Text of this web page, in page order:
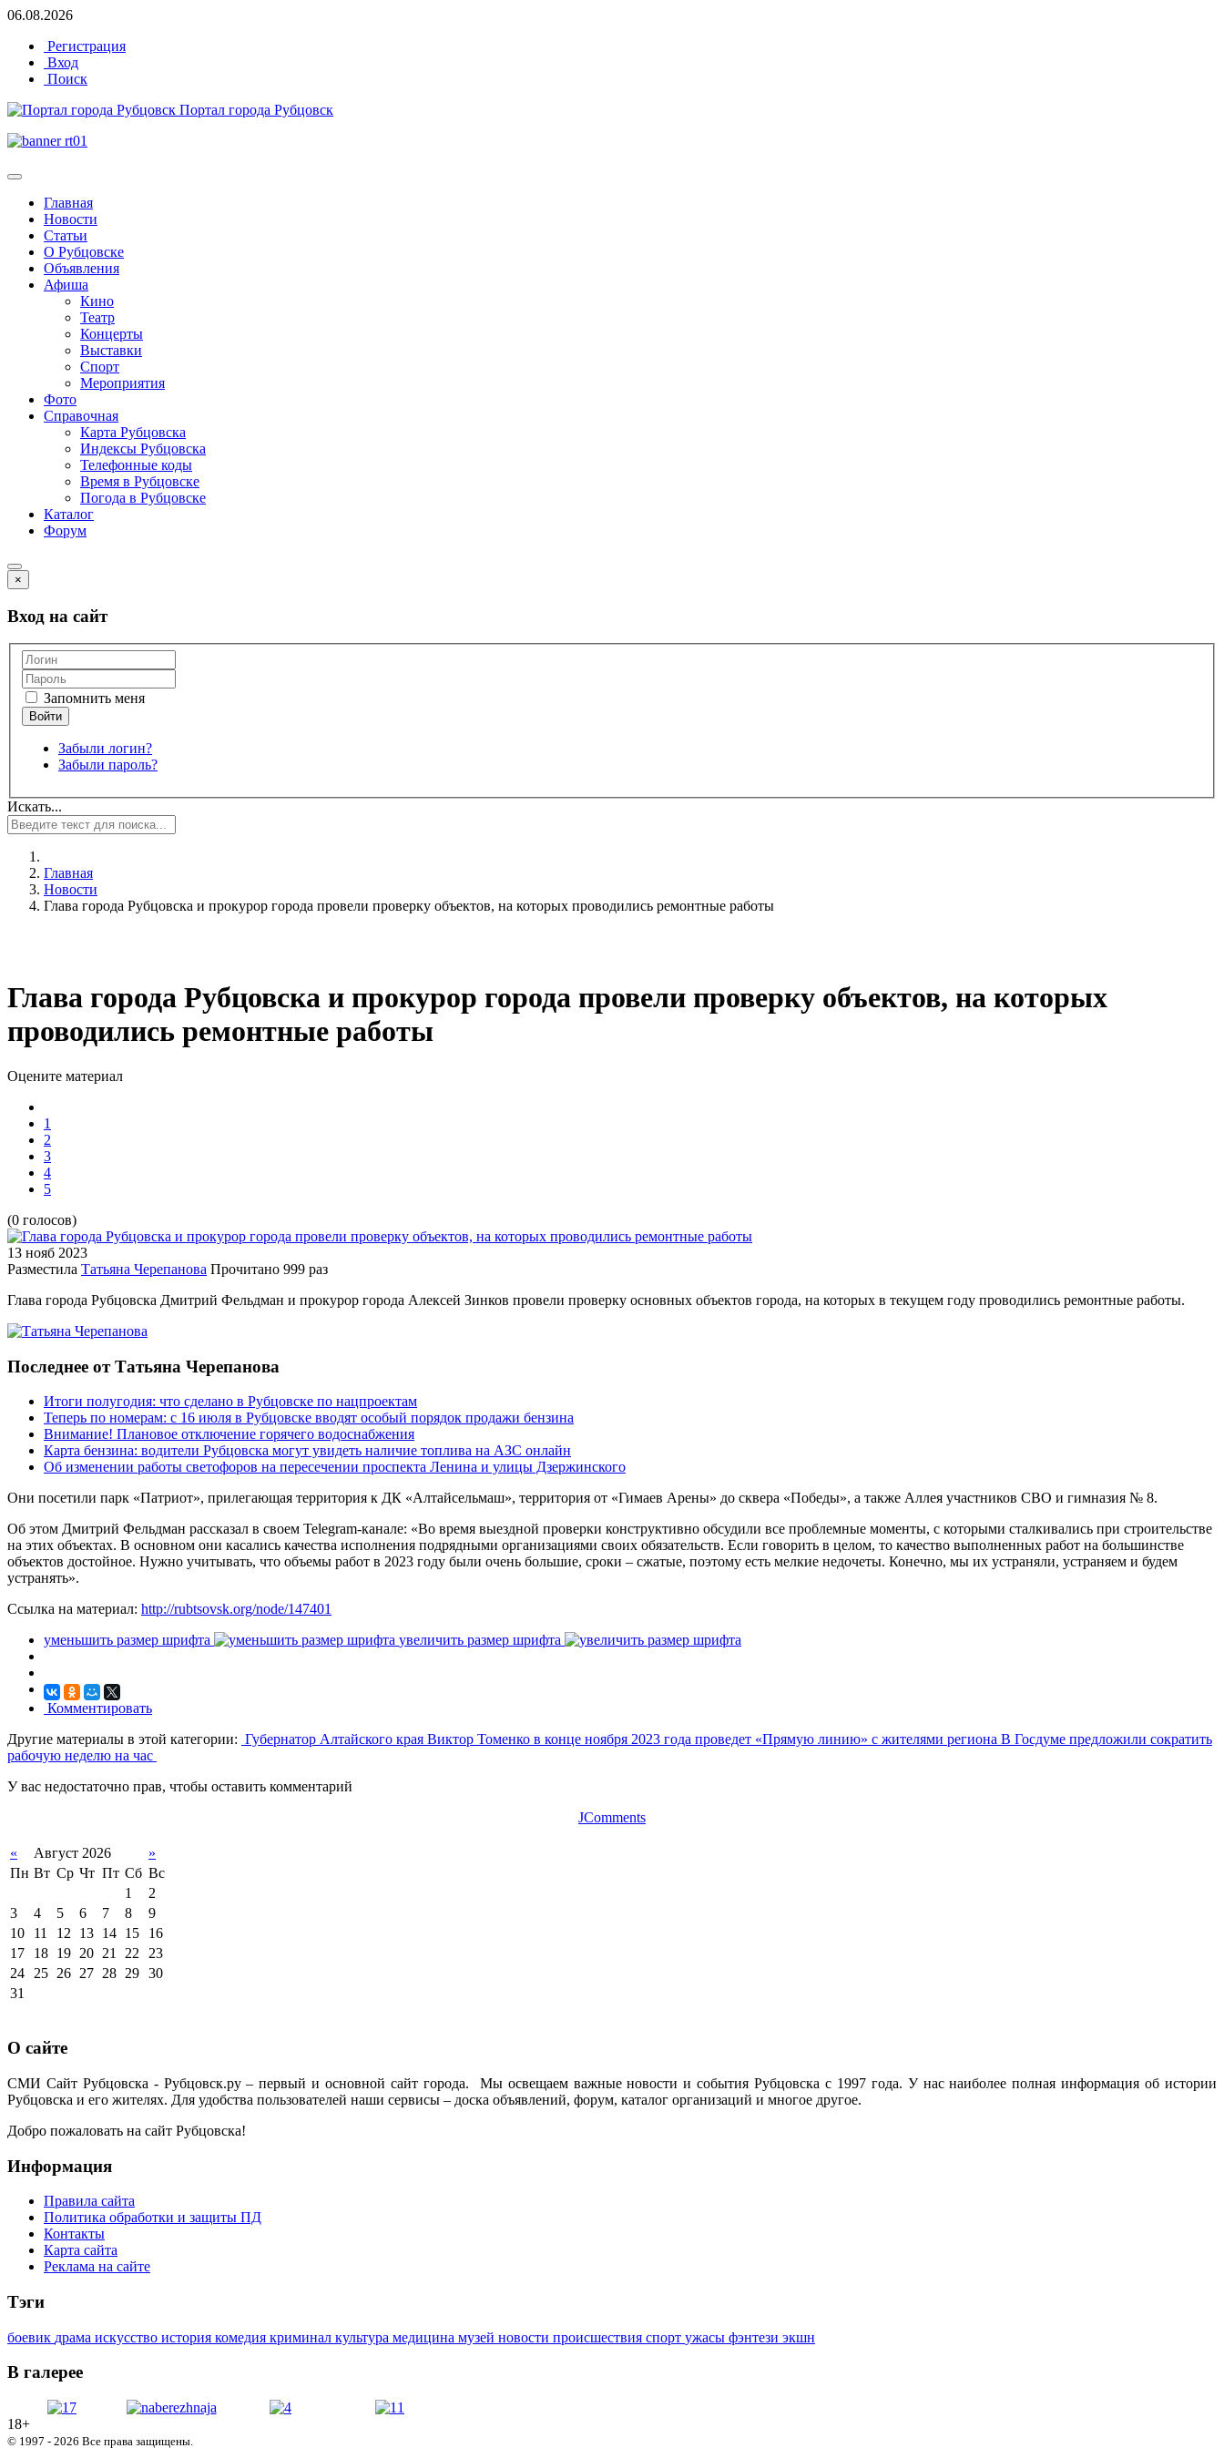
06.08.2026
Регистрация
Вход
Поиск
Портал города Рубцовск
Главная
Новости
Статьи
О Рубцовске
Объявления
Афиша
Кино
Театр
Концерты
Выставки
Спорт
Мероприятия
Фото
Справочная
Карта Рубцовска
Индексы Рубцовска
Телефонные коды
Время в Рубцовске
Погода в Рубцовске
Каталог
Форум
×
Вход на сайт
Запомнить меня
Забыли логин?
Забыли пароль?
Искать...
Главная
Новости
Глава города Рубцовска и прокурор города провели проверку объектов, на которых проводились ремонтные работы
Глава города Рубцовска и прокурор города провели проверку объектов, на которых
проводились ремонтные работы
Оцените материал
1
2
3
4
5
(0 голосов)
13 нояб 2023
Разместила Татьяна Черепанова Прочитано 999 раз
Глава города Рубцовска Дмитрий Фельдман и прокурор города Алексей Зинков провели проверку основных объектов города, на которых в текущем году проводились ремонтные работы.
Последнее от Татьяна Черепанова
Итоги полугодия: что сделано в Рубцовске по нацпроектам
Теперь по номерам: с 16 июля в Рубцовске вводят особый порядок продажи бензина
Внимание! Плановое отключение горячего водоснабжения
Карта бензина: водители Рубцовска могут увидеть наличие топлива на АЗС онлайн
Об изменении работы светофоров на пересечении проспекта Ленина и улицы Дзержинского
Они посетили парк «Патриот», прилегающая территория к ДК «Алтайсельмаш», территория от «Гимаев Арены» до сквера «Победы», а также Аллея участников СВО и гимназия № 8.
Об этом Дмитрий Фельдман рассказал в своем Telegram-канале: «Во время выездной проверки конструктивно обсудили все проблемные моменты, с которыми сталкивались при строительстве
на этих объектах. В основном они касались качества исполнения подрядными организациями своих обязательств. Если говорить в целом, то качество выполненных работ на большинстве
объектов достойное. Нужно учитывать, что объемы работ в 2023 году были очень большие, сроки – сжатые, поэтому есть мелкие недочеты. Конечно, мы их устраняли, устраняем и будем
устранять».
Ссылка на материал: http://rubtsovsk.org/node/147401
уменьшить размер шрифта
увеличить размер шрифта
Комментировать
Другие материалы в этой категории: Губернатор Алтайского края Виктор Томенко в конце ноября 2023 года проведет «Прямую линию» с жителями региона В Госдуме предложили сократить
рабочую неделю на час
У вас недостаточно прав, чтобы оставить комментарий
JComments
« Август 2026
»
Пн Вт Ср Чт Пт Сб Вс
1
2
3
4 5 6 7 8
9
10
11 12 13 14 15
16
17
18 19 20 21 22
23
24
25 26 27 28 29 30
31
О сайте
СМИ Сайт Рубцовска - Рубцовск.ру – первый и основной сайт города. Мы освещаем важные новости и события Рубцовска с 1997 года. У нас наиболее полная информация об истории
Рубцовска и его жителях. Для удобства пользователей наши сервисы – доска объявлений, форум, каталог организаций и многое другое.
Добро пожаловать на сайт Рубцовска!
Информация
Правила сайта
Политика обработки и защиты ПД
Контакты
Карта сайта
Реклама на сайте
Тэги
боевик драма искусство история комедия криминал культура медицина музей новости происшествия спорт ужасы фэнтези экшн
В галерее
18+
© 1997 - 2026 Все права защищены.